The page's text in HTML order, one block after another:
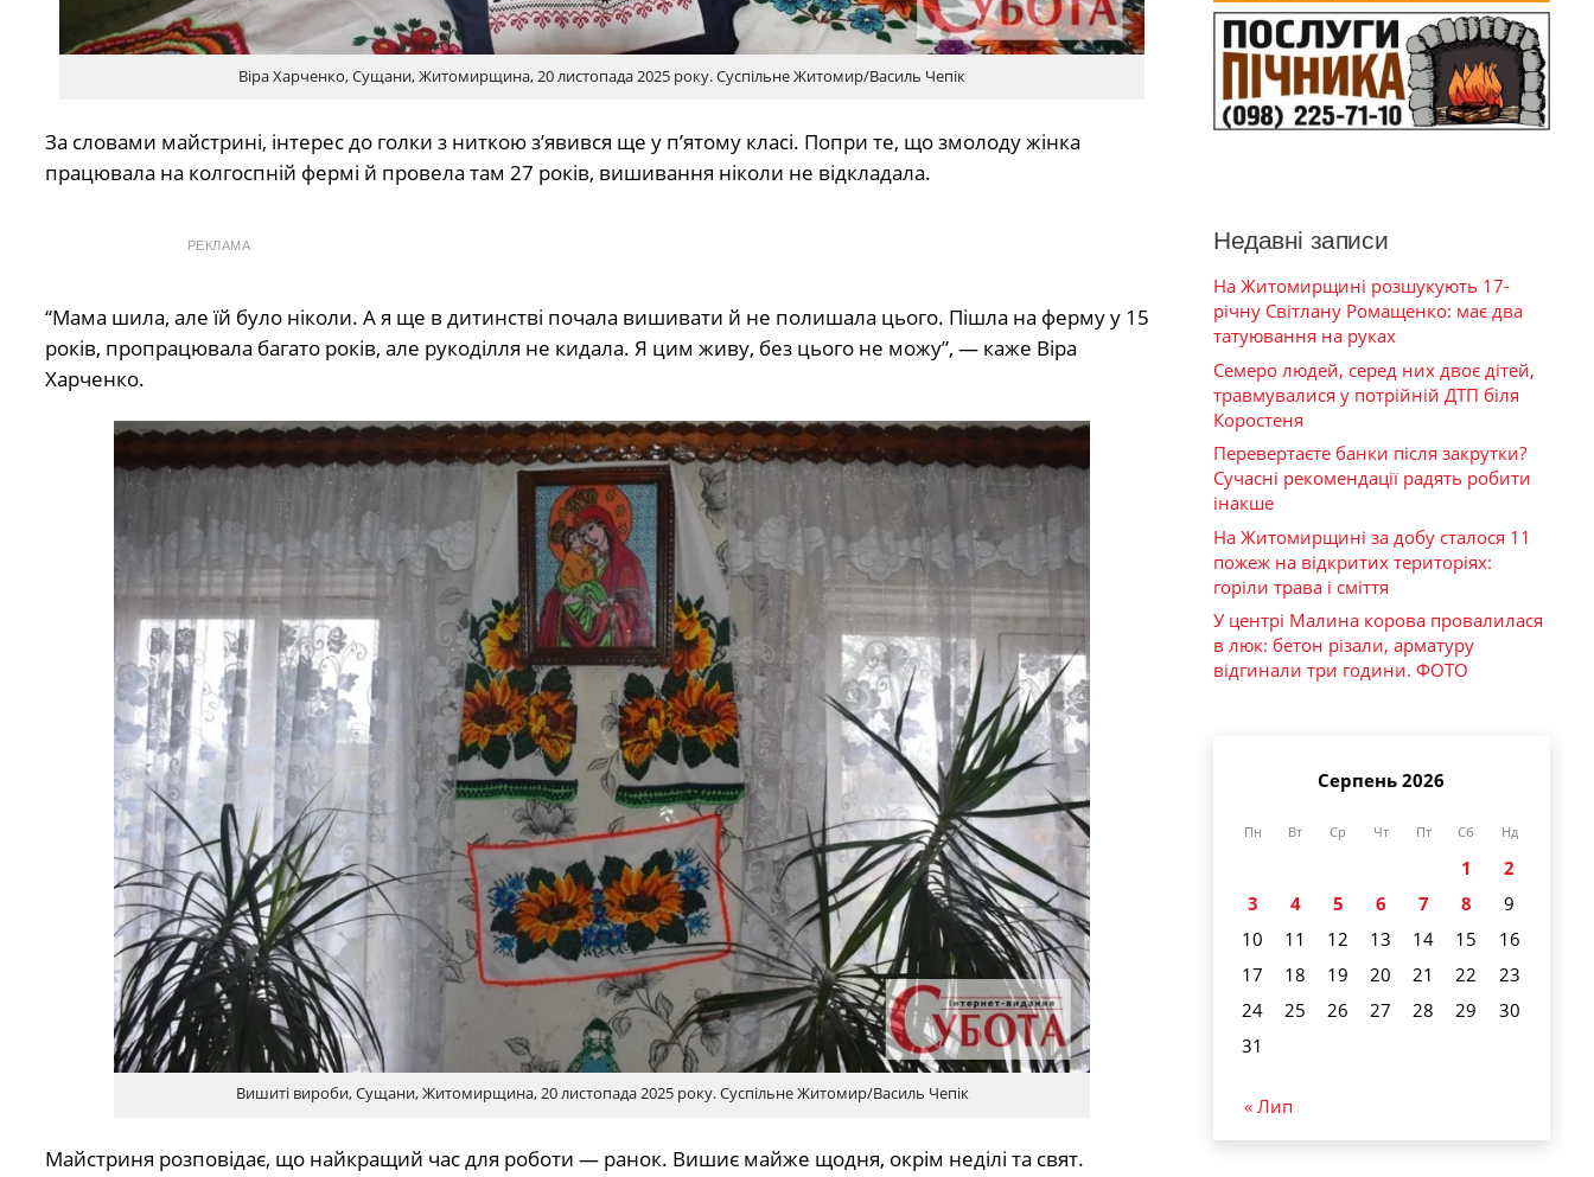
Віра Харченко, Сущани, Житомирщина, 20 листопада 2025 року. Суспільне Житомир/Василь Чепік
За словами майстрині, інтерес до голки з ниткою з’явився ще у п’ятому класі. Попри те, що змолоду жінка
працювала на колгоспній фермі й провела там 27 років, вишивання ніколи не відкладала.
РЕКЛАМА
“Мама шила, але їй було ніколи. А я ще в дитинстві почала вишивати й не полишала цього. Пішла на ферму у 15
років, пропрацювала багато років, але рукоділля не кидала. Я цим живу, без цього не можу”, — каже Віра
Харченко.
Вишиті вироби, Сущани, Житомирщина, 20 листопада 2025 року. Суспільне Житомир/Василь Чепік
Майстриня розповідає, що найкращий час для роботи — ранок. Вишиє майже щодня, окрім неділі та свят.
Недавні записи
На Житомирщині розшукують 17-
річну Світлану Ромащенко: має два
татуювання на руках
Семеро людей, серед них двоє дітей,
травмувалися у потрійній ДТП біля
Коростеня
Перевертаєте банки після закрутки?
Сучасні рекомендації радять робити
інакше
На Житомирщині за добу сталося 11
пожеж на відкритих територіях:
горіли трава і сміття
У центрі Малина корова провалилася
в люк: бетон різали, арматуру
відгинали три години. ФОТО
Серпень 2026
Пн Вт Ср Чт Пт Сб Нд
1
2
3
4 5 6 7 8
9
10
11 12 13 14 15
16
17
18 19 20 21 22
23
24
25 26 27 28 29
30
31
« Лип